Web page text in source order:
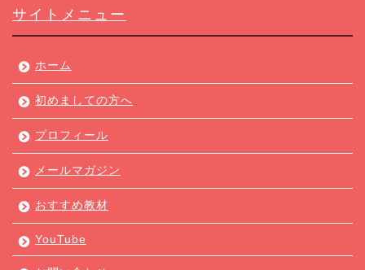
サイトメニュー
ホーム
初めましての方へ
プロフィール
メールマガジン
おすすめ教材
YouTube